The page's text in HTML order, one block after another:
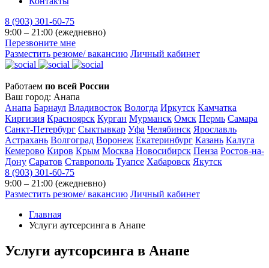
8 (903) 301-60-75
9:00 – 21:00 (ежедневно)
Перезвоните мне
Разместить резюме/ вакансию Личный кабинет
Работаем по всей России
Ваш город: Анапа
Анапа Барнаул Владивосток Вологда Иркутск Камчатка
Киргизия Красноярск Курган Мурманск Омск Пермь Самара
Санкт-Петербург Сыктывкар Уфа Челябинск Ярославль
Астрахань Волгоград Воронеж Екатеринбург Казань Калуга
Кемерово Киров Крым Москва Новосибирск Пенза Ростов-на-
Дону Саратов Ставрополь Туапсе Хабаровск Якутск
8 (903) 301-60-75
9:00 – 21:00 (ежедневно)
Разместить резюме/ вакансию Личный кабинет
Главная
Услуги аутсерсинга в Анапе
Услуги аутсорсинга в Анапе